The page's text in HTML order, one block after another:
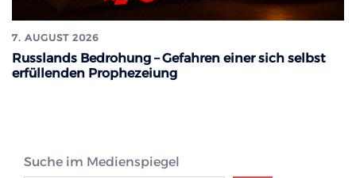
7. AUGUST 2026
Russlands Bedrohung – Gefahren einer sich selbst
erfüllenden Prophezeiung
Suche im Medienspiegel